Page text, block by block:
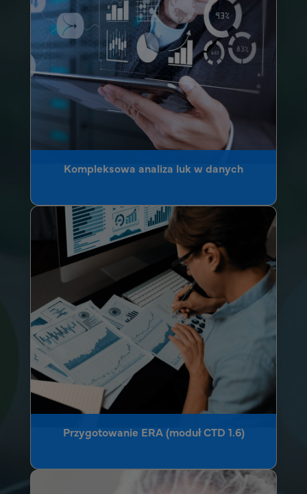
Kompleksowa analiza luk w danych
Przygotowanie ERA (moduł CTD 1.6)